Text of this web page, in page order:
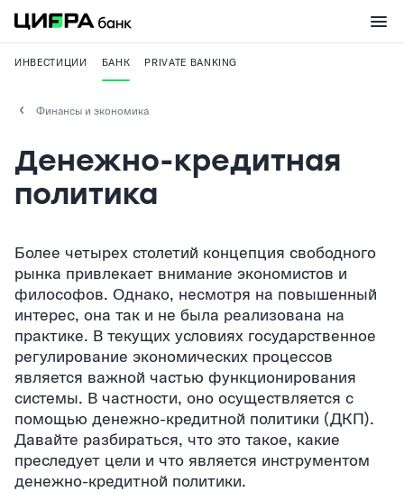
ИНВЕСТИЦИИ БАНК PRIVATE BANKING
Финансы и экономика
Денежно-кредитная
политика
Более четырех столетий концепция свободного
рынка привлекает внимание экономистов и
философов. Однако, несмотря на повышенный
интерес, она так и не была реализована на
практике. В текущих условиях государственное
регулирование экономических процессов
является важной частью функционирования
системы. В частности, оно осуществляется с
помощью денежно-кредитной политики (ДКП).
Давайте разбираться, что это такое, какие
преследует цели и что является инструментом
денежно-кредитной политики.